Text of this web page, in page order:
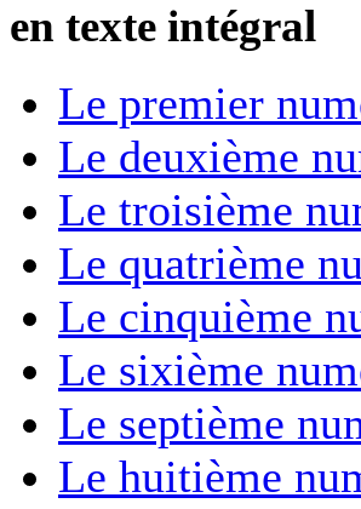
en texte intégral
Le premier
Le deuxième
Le troisième
Le quatrième
Le cinquième
Le sixième
Le septième
Le huitième